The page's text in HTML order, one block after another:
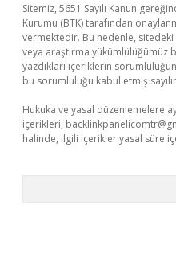
Sitemiz, 5651 Sayılı Kanun
Kurumu (BTK) tarafından
vermektedir. Bu nedenle,
veya araştırma yükümlülüğümüz
yazdıkları içeriklerin
bu sorumluluğu kabul etmiş
Hukuka ve yasal düzenlemelere
içerikleri,
halinde, ilgili içerikler yasal süre